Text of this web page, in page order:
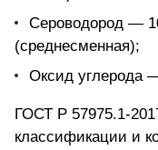
Сероводород —
(среднесменная);
Оксид углерода—
ГОСТ Р 57975.1-
классификации и